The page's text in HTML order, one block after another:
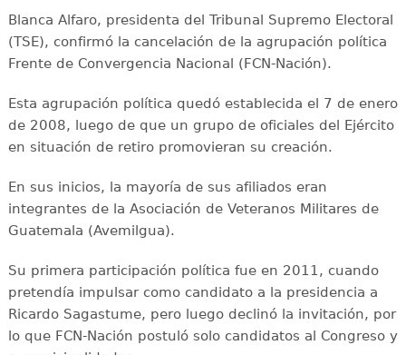
Blanca Alfaro, presidenta del Tribunal Supremo Electoral
(TSE), confirmó la cancelación de la agrupación política
Frente de Convergencia Nacional (FCN-Nación).
Esta agrupación política quedó establecida el 7 de enero
de 2008, luego de que un grupo de oficiales del Ejército
en situación de retiro promovieran su creación.
En sus inicios, la mayoría de sus afiliados eran
integrantes de la Asociación de Veteranos Militares de
Guatemala (Avemilgua).
Su primera participación política fue en 2011, cuando
pretendía impulsar como candidato a la presidencia a
Ricardo Sagastume, pero luego declinó la invitación, por
lo que FCN-Nación postuló solo candidatos al Congreso y